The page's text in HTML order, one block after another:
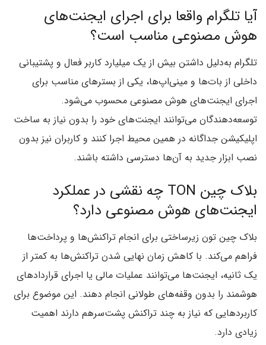
آیا تلگرام واقعا برای اجرای ایجنت‌های
هوش مصنوعی مناسب است؟
تلگرام به‌دلیل داشتن بیش از یک میلیارد کاربر فعال و پشتیبانی
داخلی از بات‌ها و مینی‌اپ‌ها، یکی از بسترهای مناسب برای
اجرای ایجنت‌های هوش مصنوعی محسوب می‌شود.
توسعه‌دهندگان می‌توانند ایجنت‌های خود را بدون نیاز به ساخت
اپلیکیشن جداگانه در همین محیط اجرا کنند و کاربران نیز بدون
نصب ابزار جدید به آن‌ها دسترسی داشته باشند.
بلاک چین TON چه نقشی در عملکرد
ایجنت‌های هوش مصنوعی دارد؟
بلاک چین تون زیرساختی برای انجام تراکنش‌ها و پرداخت‌ها
فراهم می‌کند. با کاهش زمان نهایی شدن تراکنش‌ها به کمتر از
یک ثانیه، ایجنت‌ها می‌توانند عملیات مالی یا اجرای قراردادهای
هوشمند را بدون وقفه‌های طولانی انجام دهند. این موضوع برای
کاربردهایی که نیاز به چند تراکنش پشت‌سرهم دارند اهمیت
زیادی دارد.